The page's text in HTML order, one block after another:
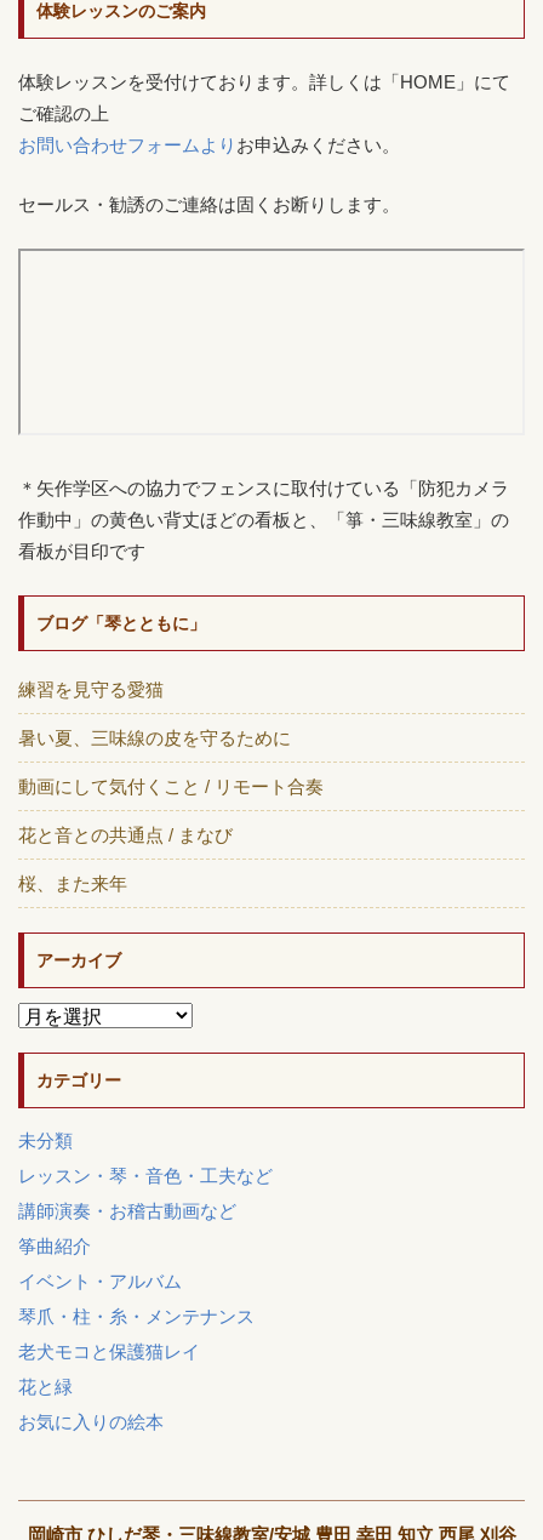
体験レッスンのご案内
体験レッスンを受付けております。詳しくは「HOME」にて
ご確認の上
お問い合わせフォームより お申込みください。
セールス・勧誘のご連絡は固くお断りします。
＊矢作学区への協力でフェンスに取付けている「防犯カメラ
作動中」の黄色い背丈ほどの看板と、「箏・三味線教室」の
看板が目印です
ブログ「琴とともに」
練習を見守る愛猫
暑い夏、三味線の皮を守るために
動画にして気付くこと / リモート合奏
花と音との共通点 / まなび
桜、また来年
アーカイブ
カテゴリー
未分類
レッスン・琴・音色・工夫など
講師演奏・お稽古動画など
筝曲紹介
イベント・アルバム
琴爪・柱・糸・メンテナンス
老犬モコと保護猫レイ
花と緑
お気に入りの絵本
岡崎市 ひしだ琴・三味線教室/安城 豊田 幸田 知立 西尾 刈谷